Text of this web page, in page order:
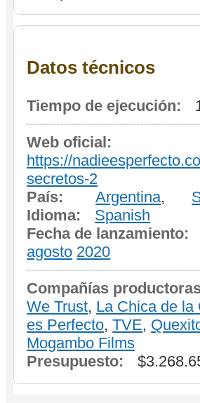
Datos técnicos
Tiempo de ejecución:
Web oficial:
https://
secretos-2
País:
Argentina,
Idioma:
Spanish
Fecha de lanzamiento:
agosto 2020
Compañías
We Trust, La Chica de la
es Perfecto,TVE,
Mogambo Films
Presupuesto: